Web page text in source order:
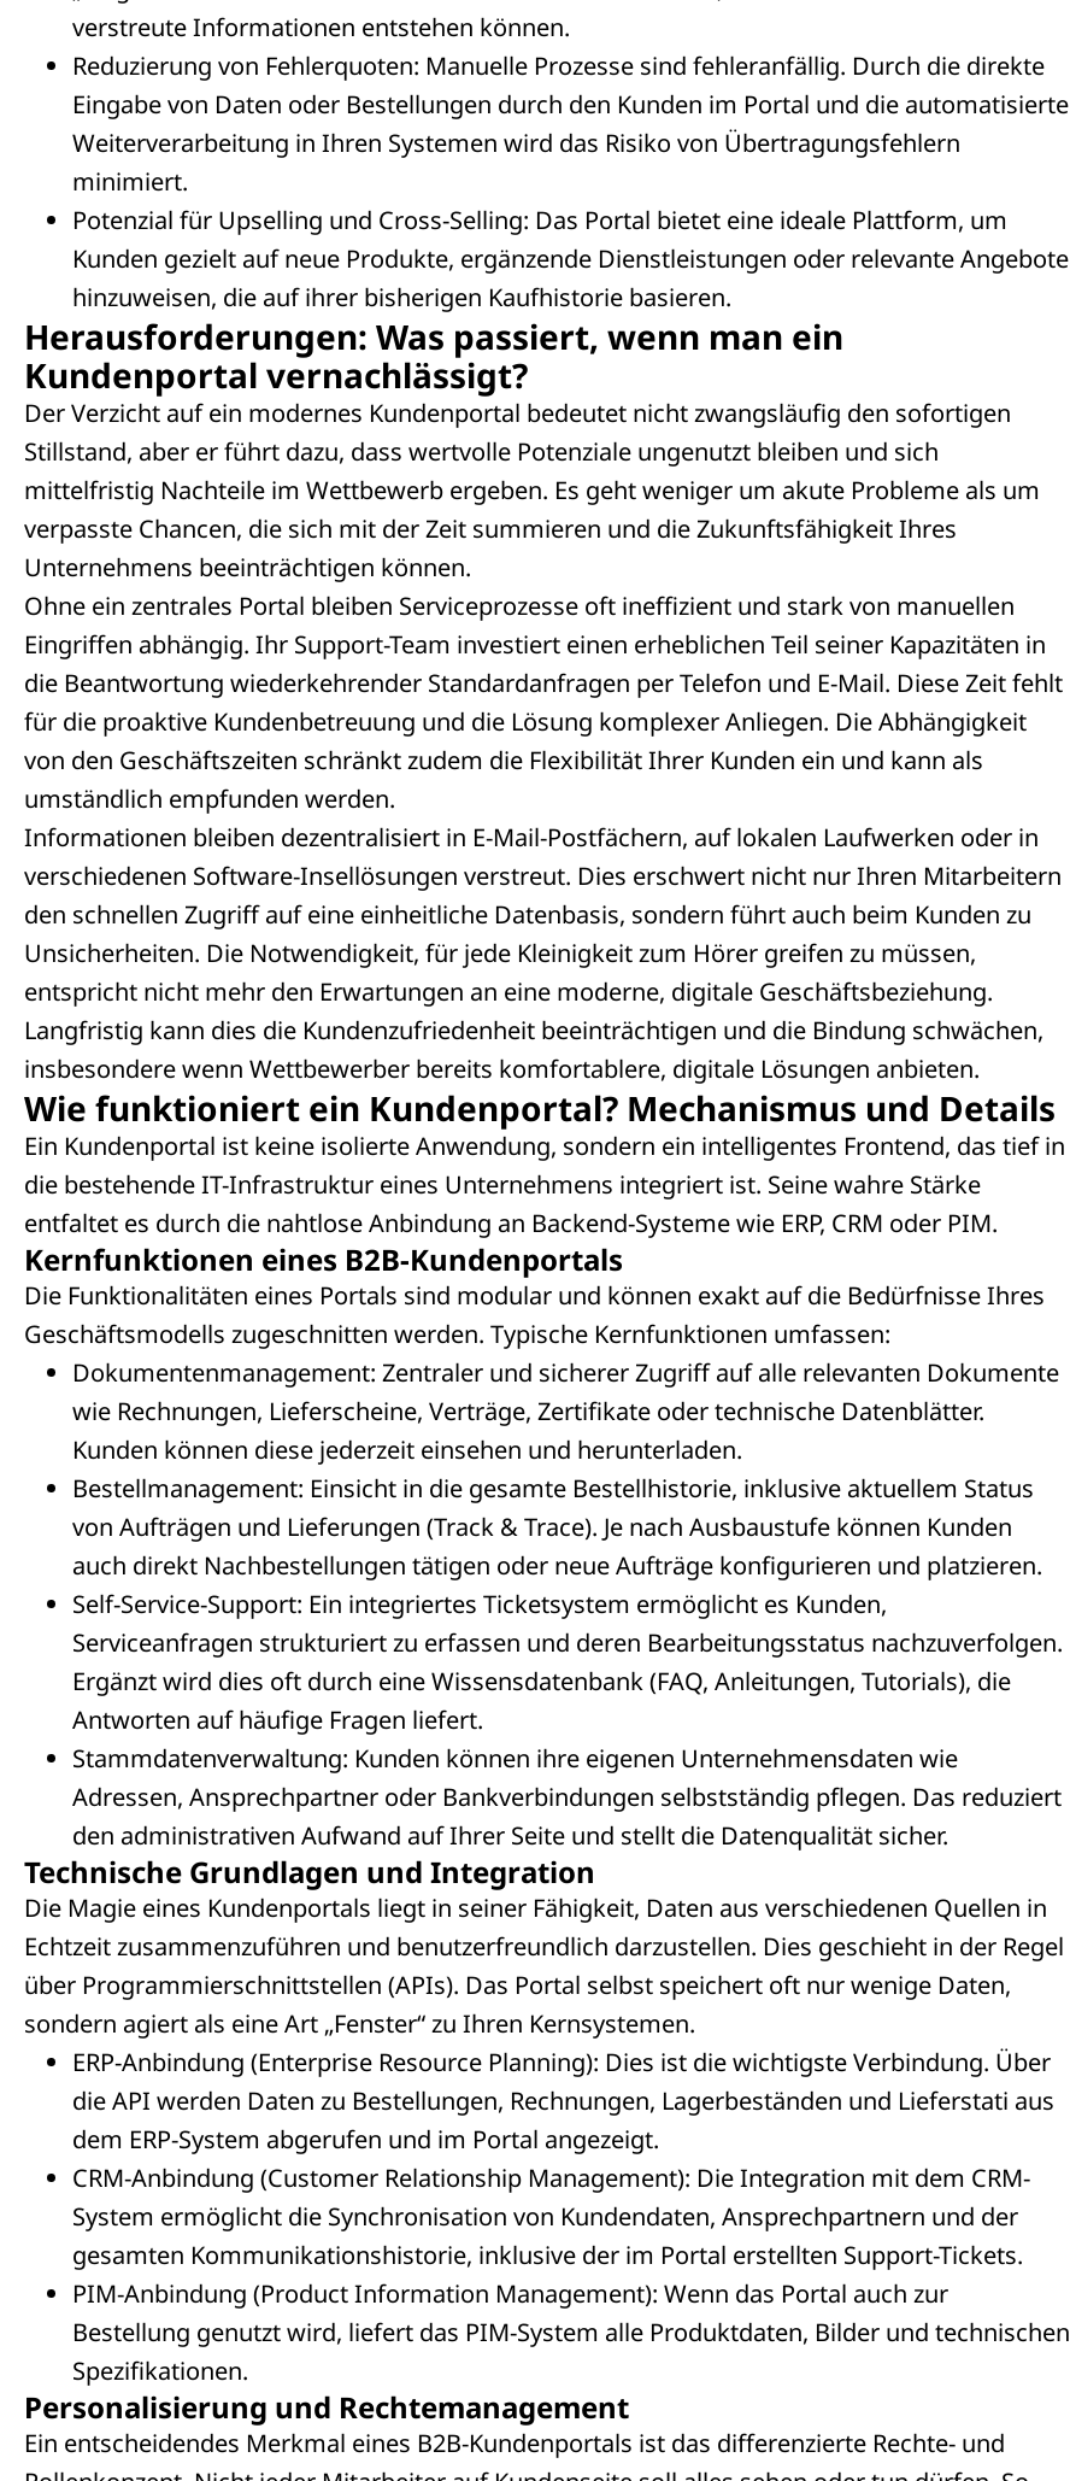
verstreute Informationen entstehen können.
Reduzierung von Fehlerquoten: Manuelle Prozesse sind fehleranfällig. Durch die direkte
Eingabe von Daten oder Bestellungen durch den Kunden im Portal und die automatisierte
Weiterverarbeitung in Ihren Systemen wird das Risiko von Übertragungsfehlern
minimiert.
Potenzial für Upselling und Cross-Selling: Das Portal bietet eine ideale Plattform, um
Kunden gezielt auf neue Produkte, ergänzende Dienstleistungen oder relevante Angebote
hinzuweisen, die auf ihrer bisherigen Kaufhistorie basieren.
Herausforderungen: Was passiert, wenn man ein
Kundenportal vernachlässigt?
Der Verzicht auf ein modernes Kundenportal bedeutet nicht zwangsläufig den sofortigen
Stillstand, aber er führt dazu, dass wertvolle Potenziale ungenutzt bleiben und sich
mittelfristig Nachteile im Wettbewerb ergeben. Es geht weniger um akute Probleme als um
verpasste Chancen, die sich mit der Zeit summieren und die Zukunftsfähigkeit Ihres
Unternehmens beeinträchtigen können.
Ohne ein zentrales Portal bleiben Serviceprozesse oft ineffizient und stark von manuellen
Eingriffen abhängig. Ihr Support-Team investiert einen erheblichen Teil seiner Kapazitäten in
die Beantwortung wiederkehrender Standardanfragen per Telefon und E-Mail. Diese Zeit fehlt
für die proaktive Kundenbetreuung und die Lösung komplexer Anliegen. Die Abhängigkeit
von den Geschäftszeiten schränkt zudem die Flexibilität Ihrer Kunden ein und kann als
umständlich empfunden werden.
Informationen bleiben dezentralisiert in E-Mail-Postfächern, auf lokalen Laufwerken oder in
verschiedenen Software-Insellösungen verstreut. Dies erschwert nicht nur Ihren Mitarbeitern
den schnellen Zugriff auf eine einheitliche Datenbasis, sondern führt auch beim Kunden zu
Unsicherheiten. Die Notwendigkeit, für jede Kleinigkeit zum Hörer greifen zu müssen,
entspricht nicht mehr den Erwartungen an eine moderne, digitale Geschäftsbeziehung.
Langfristig kann dies die Kundenzufriedenheit beeinträchtigen und die Bindung schwächen,
insbesondere wenn Wettbewerber bereits komfortablere, digitale Lösungen anbieten.
Wie funktioniert ein Kundenportal? Mechanismus und Details
Ein Kundenportal ist keine isolierte Anwendung, sondern ein intelligentes Frontend, das tief in
die bestehende IT-Infrastruktur eines Unternehmens integriert ist. Seine wahre Stärke
entfaltet es durch die nahtlose Anbindung an Backend-Systeme wie ERP, CRM oder PIM.
Kernfunktionen eines B2B-Kundenportals
Die Funktionalitäten eines Portals sind modular und können exakt auf die Bedürfnisse Ihres
Geschäftsmodells zugeschnitten werden. Typische Kernfunktionen umfassen:
Dokumentenmanagement: Zentraler und sicherer Zugriff auf alle relevanten Dokumente
wie Rechnungen, Lieferscheine, Verträge, Zertifikate oder technische Datenblätter.
Kunden können diese jederzeit einsehen und herunterladen.
Bestellmanagement: Einsicht in die gesamte Bestellhistorie, inklusive aktuellem Status
von Aufträgen und Lieferungen (Track & Trace). Je nach Ausbaustufe können Kunden
auch direkt Nachbestellungen tätigen oder neue Aufträge konfigurieren und platzieren.
Self-Service-Support: Ein integriertes Ticketsystem ermöglicht es Kunden,
Serviceanfragen strukturiert zu erfassen und deren Bearbeitungsstatus nachzuverfolgen.
Ergänzt wird dies oft durch eine Wissensdatenbank (FAQ, Anleitungen, Tutorials), die
Antworten auf häufige Fragen liefert.
Stammdatenverwaltung: Kunden können ihre eigenen Unternehmensdaten wie
Adressen, Ansprechpartner oder Bankverbindungen selbstständig pflegen. Das reduziert
den administrativen Aufwand auf Ihrer Seite und stellt die Datenqualität sicher.
Technische Grundlagen und Integration
Die Magie eines Kundenportals liegt in seiner Fähigkeit, Daten aus verschiedenen Quellen in
Echtzeit zusammenzuführen und benutzerfreundlich darzustellen. Dies geschieht in der Regel
über Programmierschnittstellen (APIs). Das Portal selbst speichert oft nur wenige Daten,
sondern agiert als eine Art „Fenster“ zu Ihren Kernsystemen.
ERP-Anbindung (Enterprise Resource Planning): Dies ist die wichtigste Verbindung. Über
die API werden Daten zu Bestellungen, Rechnungen, Lagerbeständen und Lieferstati aus
dem ERP-System abgerufen und im Portal angezeigt.
CRM-Anbindung (Customer Relationship Management): Die Integration mit dem CRM-
System ermöglicht die Synchronisation von Kundendaten, Ansprechpartnern und der
gesamten Kommunikationshistorie, inklusive der im Portal erstellten Support-Tickets.
PIM-Anbindung (Product Information Management): Wenn das Portal auch zur
Bestellung genutzt wird, liefert das PIM-System alle Produktdaten, Bilder und technischen
Spezifikationen.
Personalisierung und Rechtemanagement
Ein entscheidendes Merkmal eines B2B-Kundenportals ist das differenzierte Rechte- und